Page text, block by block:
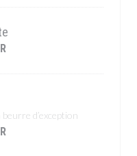
d’exception